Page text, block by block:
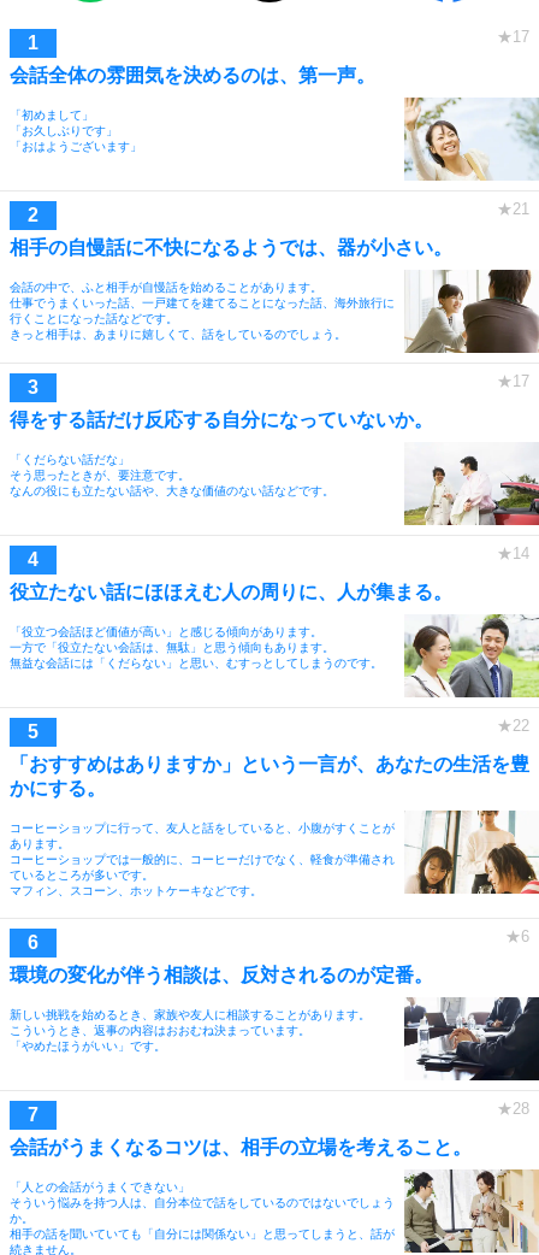
会話全体の雰囲気を決めるのは、第一声。
「初めまして」
「お久しぶりです」
「おはようございます」
相手の自慢話に不快になるようでは、器が小さい。
会話の中で、ふと相手が自慢話を始めることがあります。
仕事でうまくいった話、一戸建てを建てることになった話、海外旅行に
行くことになった話などです。
きっと相手は、あまりに嬉しくて、話をしているのでしょう。
得をする話だけ反応する自分になっていないか。
「くだらない話だな」
そう思ったときが、要注意です。
なんの役にも立たない話や、大きな価値のない話などです。
役立たない話にほほえむ人の周りに、人が集まる。
「役立つ会話ほど価値が高い」と感じる傾向があります。
一方で「役立たない会話は、無駄」と思う傾向もあります。
無益な会話には「くだらない」と思い、むすっとしてしまうのです。
「おすすめはありますか」という一言が、あなたの生活を豊
かにする。
コーヒーショップに行って、友人と話をしていると、小腹がすくことが
あります。
コーヒーショップでは一般的に、コーヒーだけでなく、軽食が準備され
ているところが多いです。
マフィン、スコーン、ホットケーキなどです。
環境の変化が伴う相談は、反対されるのが定番。
新しい挑戦を始めるとき、家族や友人に相談することがあります。
こういうとき、返事の内容はおおむね決まっています。
「やめたほうがいい」です。
会話がうまくなるコツは、相手の立場を考えること。
「人との会話がうまくできない」
そういう悩みを持つ人は、自分本位で話をしているのではないでしょう
か。
相手の話を聞いていても「自分には関係ない」と思ってしまうと、話が
続きません。